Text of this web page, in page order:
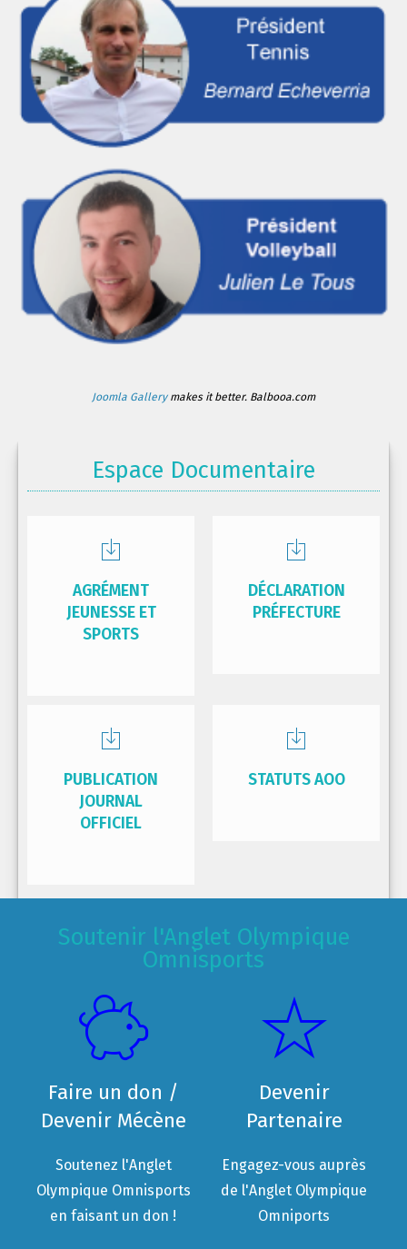
Joomla Gallerymakes it better. Balbooa.com
Espace Documentaire
AGRÉMENT
JEUNESSE ET
SPORTS
DÉCLARATION
PRÉFECTURE
PUBLICATION
JOURNAL
OFFICIEL
STATUTS AOO
Soutenir l'Anglet Olympique
Omnisports
Faire un don /
Devenir Mécène
Soutenez l'Anglet
Olympique Omnisports
en faisant un don !
Devenir
Partenaire
Engagez-vous auprès
de l'Anglet Olympique
Omniports